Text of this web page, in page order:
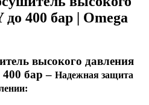
400 бар | Omega
высокого давления
бар – Надежная защита